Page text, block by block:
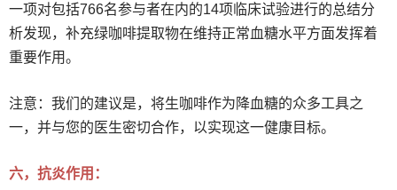
一项对包括766名参与者在内的14项临床试验进行的总结分
析发现，补充绿咖啡提取物在维持正常血糖水平方面发挥着
重要作用。
注意：我们的建议是，将生咖啡作为降血糖的众多工具之
一，并与您的医生密切合作，以实现这一健康目标。
六，抗炎作用：